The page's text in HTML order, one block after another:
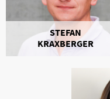
STEFAN
KRAXBERGER